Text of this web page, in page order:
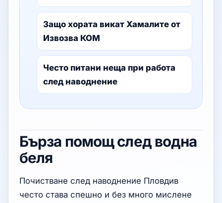
Защо хората викат Хамалите от
Извозва КОМ
Често питани неща при работа
след наводнение
Бърза помощ след водна
беля
Почистване след наводнение Пловдив
често става спешно и без много мислене